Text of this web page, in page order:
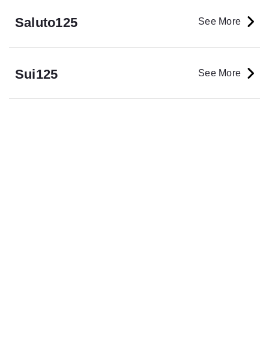
Saluto125 See More
Sui125 See More